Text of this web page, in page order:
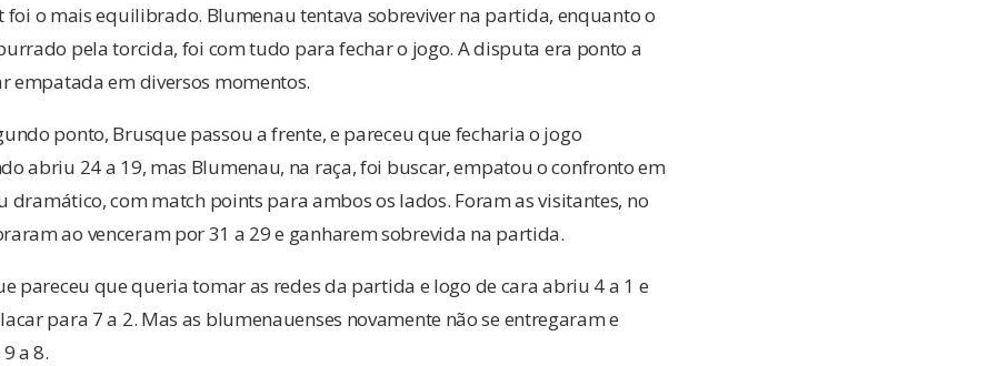
foi o mais equilibrado. Blumenau tentava sobreviver na partida, enquanto o
pela torcida, foi com tudo para fechar o jogo. A disputa era ponto a
empatada em diversos momentos.
ponto, Brusque passou a frente, e pareceu que fecharia o jogo
abriu 24 a 19, mas Blumenau, na raça, foi buscar, empatou o confronto em
dramático, com match points para ambos os lados. Foram as visitantes, no
ao venceram por 31 a 29 e ganharem sobrevida na partida.
pareceu que queria tomar as redes da partida e logo de cara abriu 4 a 1 e
para 7 a 2. Mas as blumenauenses novamente não se entregaram e
a 8.